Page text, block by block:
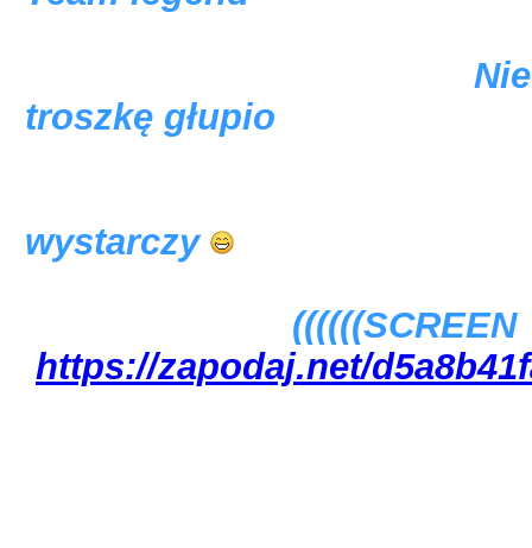
Nie ma tam
troszkę głupio
wystarczy
((((((SCREEN
https://zapodaj.net/